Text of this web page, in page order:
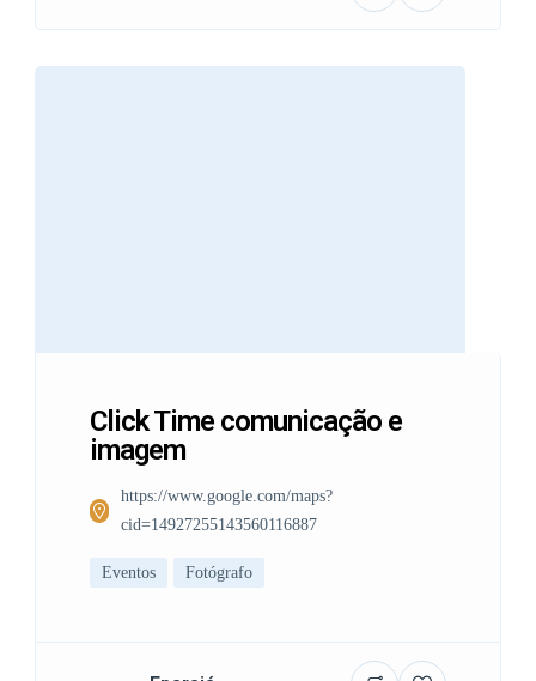
Click Time comunicação e
imagem
https://www.google.com/maps?
cid=14927255143560116887
Eventos Fotógrafo